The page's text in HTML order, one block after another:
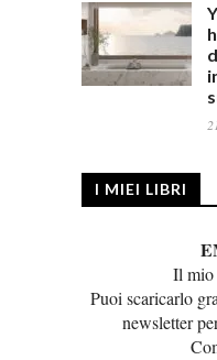
I MIEI LIBRI
Il mio
Puoi scaricarlo
newsletter